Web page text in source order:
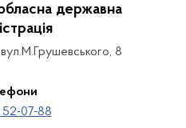
державна
8
07-88